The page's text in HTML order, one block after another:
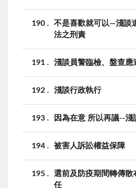
190
不是喜歡就可以—淺談
法之刑責
191 淺談員警臨檢、盤查應
192 淺談行政執行
193 因為在意 所以再議--淺
194 被害人訴訟權益保障
195
選前及防疫期間轉傳散
任